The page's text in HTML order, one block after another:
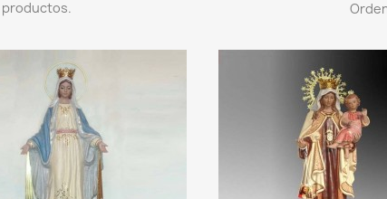
productos.